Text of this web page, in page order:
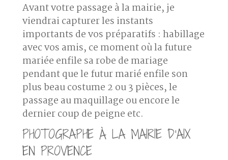
Avant votre passage à la mairie, je
viendrai capturer les instants
importants de vos préparatifs : habillage
avec vos amis, ce moment où la future
mariée enfile sa robe de mariage
pendant que le futur marié enfile son
plus beau costume 2 ou 3 pièces, le
passage au maquillage ou encore le
dernier coup de peigne etc.
PHOTOGRAPHE À LA MAIRIE D’AIX
EN PROVENCE